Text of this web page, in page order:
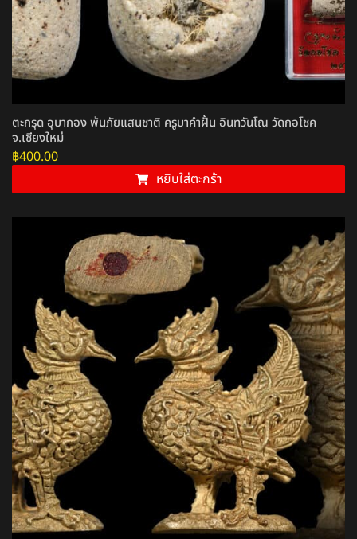
ตะกรุด อุบากอง พ้นภัยแสนชาติ ครูบาคำฝั้น อินทวันโณ วัดกอโชค
จ.เชียงใหม่
฿400.00
หยิบใส่ตะกร้า